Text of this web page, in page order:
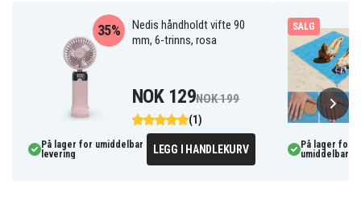
Nedis håndholdt vifte 90
mm, 6-trinns, rosa
(1)
35%
NOK 129NOK 199
På lager for umiddelbar
levering
LEGG I HANDLEKURV
SALG
På lager for
umiddelbar